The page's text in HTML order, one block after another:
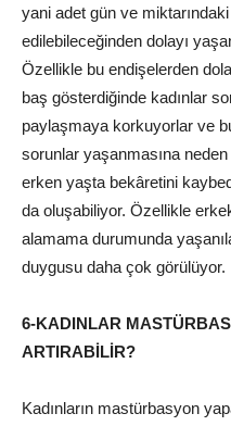
yani adet gün ve miktarındaki
edilebileceğinden dolayı
Özellikle bu endişelerden
baş gösterdiğinde kadınlar
paylaşmaya korkuyorlar ve
sorunlar yaşanmasına neden
erken yaşta bekâretini
da oluşabiliyor. Özellikle
alamama durumunda
duygusu daha çok görülüyor.
6-KADINLAR
ARTIRABİLİR?
Kadınların mastürbasyon